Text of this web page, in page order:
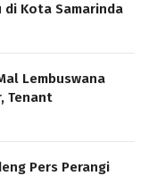
di Kota Samarinda
Lembuswana
Tenant
Pers Perangi